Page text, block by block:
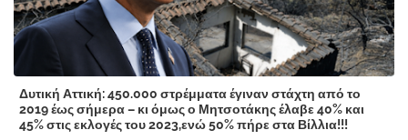
Δυτική Αττική: 450.000 στρέμματα έγιναν στάχτη από το
2019 έως σήμερα – κι όμως ο Μητσοτάκης έλαβε 40% και
45% στις εκλογές του 2023,ενώ 50% πήρε στα Βίλλια!!!